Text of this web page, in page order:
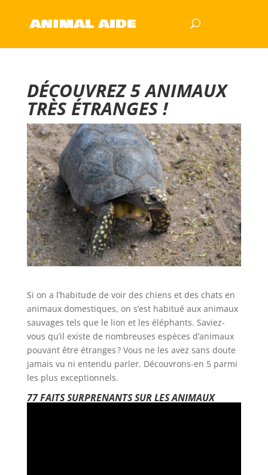
DÉCOUVREZ 5 ANIMAUX
TRÈS ÉTRANGES !
Si on a l’habitude de voir des chiens et des chats en
animaux domestiques, on s’est habitué aux animaux
sauvages tels que le lion et les éléphants. Saviez-
vous qu’il existe de nombreuses espèces d’animaux
pouvant être étranges ? Vous ne les avez sans doute
jamais vu ni entendu parler. Découvrons-en 5 parmi
les plus exceptionnels.
77 FAITS SURPRENANTS SUR LES ANIMAUX